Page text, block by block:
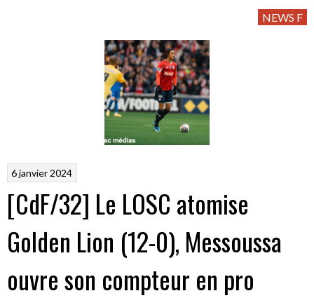
NEWS F
6 janvier 2024
[CdF/32] Le LOSC atomise
Golden Lion (12-0), Messoussa
ouvre son compteur en pro